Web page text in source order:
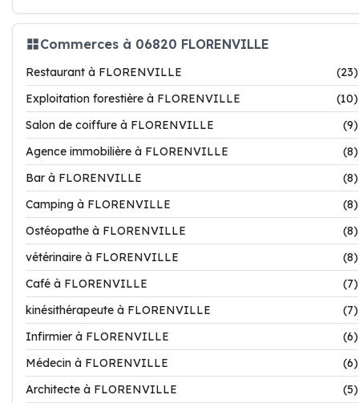
Commerces à 06820 FLORENVILLE
Restaurant à FLORENVILLE
(23)
Exploitation forestière à FLORENVILLE
(10)
Salon de coiffure à FLORENVILLE
(9)
Agence immobilière à FLORENVILLE
(8)
Bar à FLORENVILLE
(8)
Camping à FLORENVILLE
(8)
Ostéopathe à FLORENVILLE
(8)
vétérinaire à FLORENVILLE
(8)
Café à FLORENVILLE
(7)
kinésithérapeute à FLORENVILLE
(7)
Infirmier à FLORENVILLE
(6)
Médecin à FLORENVILLE
(6)
Architecte à FLORENVILLE
(5)